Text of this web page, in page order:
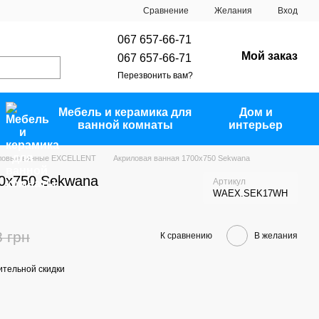
Сравнение Желания Вход
067 657-66-71
067 657-66-71
Перезвонить вам?
Мой заказ
Мебель и керамика для
ванной комнаты
Дом и
интерьер
ванные EXCELLENT Акриловая ванная 1700x750 Sekwana
Sekwana Артикул
WAEX.SEK17WH
грн К сравнению В желания
скидки